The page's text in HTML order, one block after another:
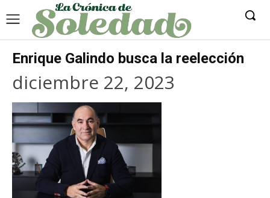
Enrique Galindo busca la reelección
diciembre 22, 2023